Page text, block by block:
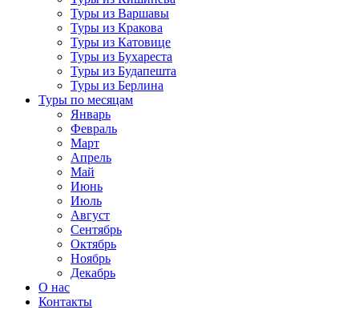
Туры из Варшавы
Туры из Кракова
Туры из Катовице
Туры из Бухареста
Туры из Будапешта
Туры из Берлина
Туры по месяцам
Январь
Февраль
Март
Апрель
Май
Июнь
Июль
Август
Сентябрь
Октябрь
Ноябрь
Декабрь
О нас
Контакты